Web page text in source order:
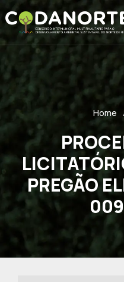
Home
PREGÃO